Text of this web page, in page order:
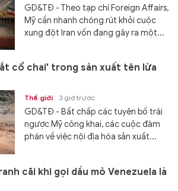
GD&TĐ - Theo tạp chí Foreign Affairs,
Mỹ cần nhanh chóng rút khỏi cuộc
xung đột Iran vốn đang gây ra một...
cổ chai' trong sản xuất tên lửa
Thế giới 3 giờ trước
GD&TĐ - Bất chấp các tuyên bố trái
ngược Mỹ công khai, các cuộc đàm
phán về việc nội địa hóa sản xuất...
cãi khi gọi dầu mỏ Venezuela là